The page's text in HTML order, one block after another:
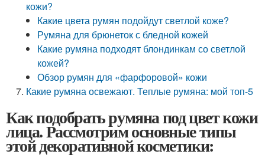
кожи?
Какие цвета румян подойдут светлой коже?
Румяна для брюнеток с бледной кожей
Какие румяна подходят блондинкам со светлой
кожей?
Обзор румян для «фарфоровой» кожи
Какие румяна освежают. Теплые румяна: мой топ-5
Как подобрать румяна под цвет кожи
лица. Рассмотрим основные типы
этой декоративной косметики: